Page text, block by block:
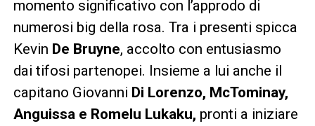
momento significativo con l’approdo di
numerosi big della rosa. Tra i presenti spicca
Kevin De Bruyne, accolto con entusiasmo
dai tifosi partenopei. Insieme a lui anche il
capitano Giovanni Di Lorenzo, McTominay,
Anguissa e Romelu Lukaku, pronti a iniziare